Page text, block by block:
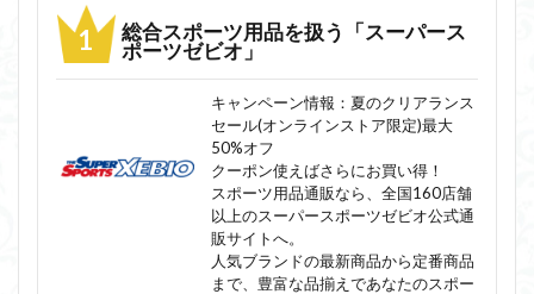
総合スポーツ用品を扱う「スーパース
ポーツゼビオ」
キャンペーン情報：夏のクリアランス
セール(オンラインストア限定)最大
50%オフ
クーポン使えばさらにお買い得！
スポーツ用品通販なら、全国160店舗
以上のスーパースポーツゼビオ公式通
販サイトへ。
人気ブランドの最新商品から定番商品
まで、豊富な品揃えであなたのスポー